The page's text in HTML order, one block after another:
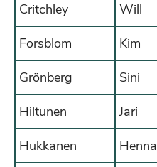
Critchley
Will
Forsblom
Kim
Grönberg
Sini
Hiltunen
Jari
Hukkanen
Henna